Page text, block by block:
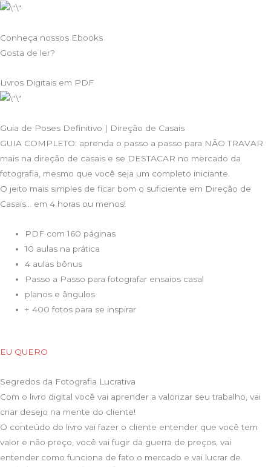
Conheça nossos Ebooks
Gosta de ler?
Livros Digitais em PDF
Guia de Poses Definitivo | Direção de Casais
GUIA COMPLETO: aprenda o passo a passo para NÃO TRAVAR
mais na direção de casais e se DESTACAR no mercado da
fotografia, mesmo que você seja um completo iniciante.
O jeito mais simples de ficar bom o suficiente em Direção de
Casais… em 4 horas ou menos!
PDF com 160 páginas
10 aulas na prática
4 aulas bônus
Passo a Passo para fotografar ensaios casal
planos e ângulos
+ 400 fotos para se inspirar
EU QUERO
Segredos da Fotografia Lucrativa
Com o livro digital você vai aprender a valorizar seu trabalho, vai
criar desejo na mente do cliente!
O conteúdo do livro vai fazer o cliente entender que você tem
valor e não preço, você vai fugir da guerra de preços, vai
entender como funciona de fato o mercado e vai lucrar de